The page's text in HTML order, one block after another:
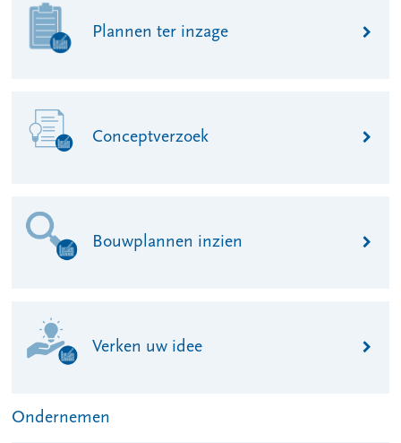
Plannen ter inzage
Conceptverzoek
Bouwplannen inzien
Verken uw idee
Ondernemen